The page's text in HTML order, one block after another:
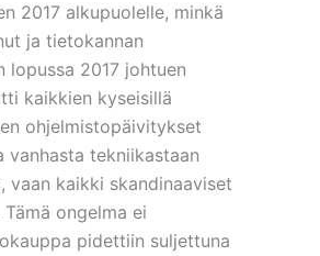
2017 alkupuolelle, minkä
ja tietokannan
2017 johtuen
kaikkien kyseisillä
ohjelmistopäivitykset
tekniikastaan
vaan kaikki skandinaaviset
ongelma ei
pidettiin suljettuna